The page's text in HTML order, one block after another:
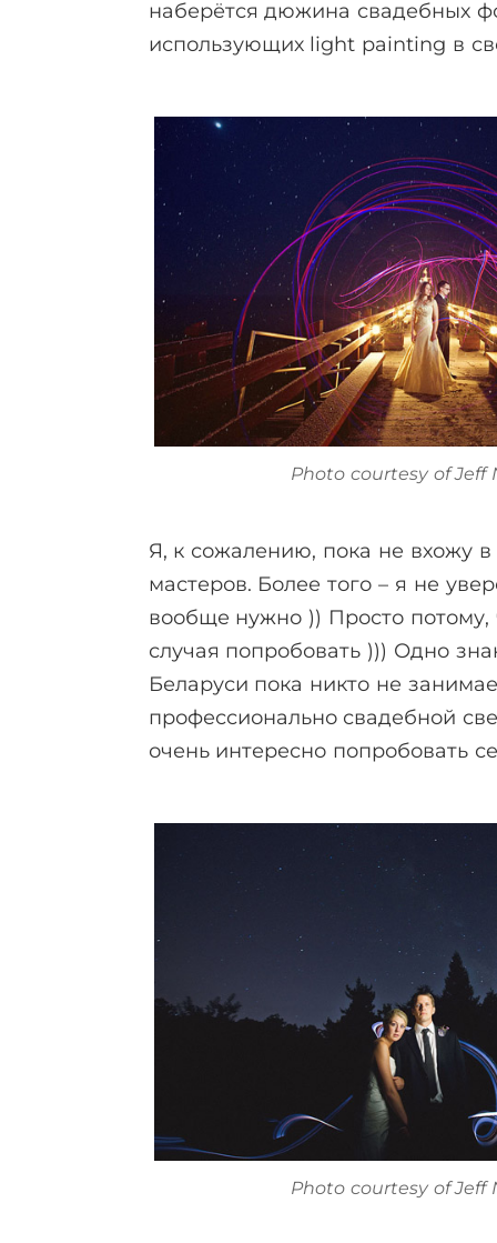
наберётся дюжина свадебных
использующих light painting в
Photo courtesy of Jeff
Я, к сожалению, пока не вхожу в
мастеров. Более того – я не
вообще нужно )) Просто
случая попробовать ))) Одно
Беларуси пока никто не
профессионально свадебной
очень интересно попробовать
Photo courtesy of Jeff